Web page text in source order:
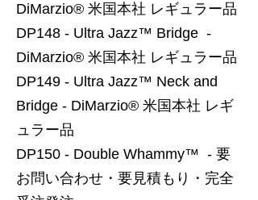
DiMarzio® 米国本社 レギュラー品
DP148 - Ultra Jazz™ Bridge -
DiMarzio® 米国本社 レギュラー品
DP149 - Ultra Jazz™ Neck and
Bridge - DiMarzio® 米国本社 レギ
ュラー品
DP150 - Double Whammy™ - 要
お問い合わせ・要見積もり・完全